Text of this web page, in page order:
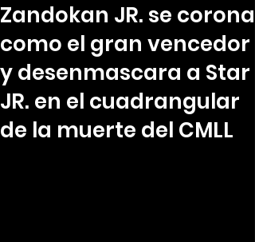
Zandokan JR. se corona
como el gran vencedor
y desenmascara a Star
JR. en el cuadrangular
de la muerte del CMLL